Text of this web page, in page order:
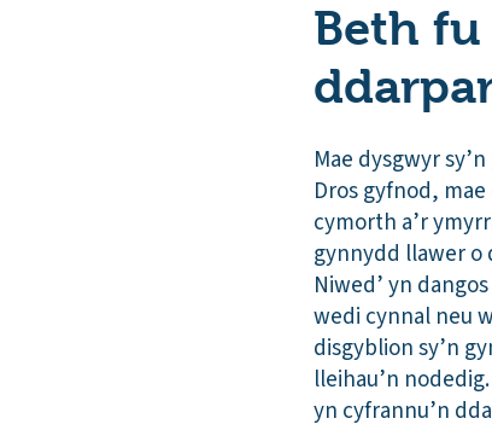
Beth
Mae dysgwyr
Dros gyfnod,
cymorth a’r
gynnydd llawer o
Niwed’ yn
wedi cynnal neu
disgyblion sy’n
lleihau’n
yn cyfrannu’n